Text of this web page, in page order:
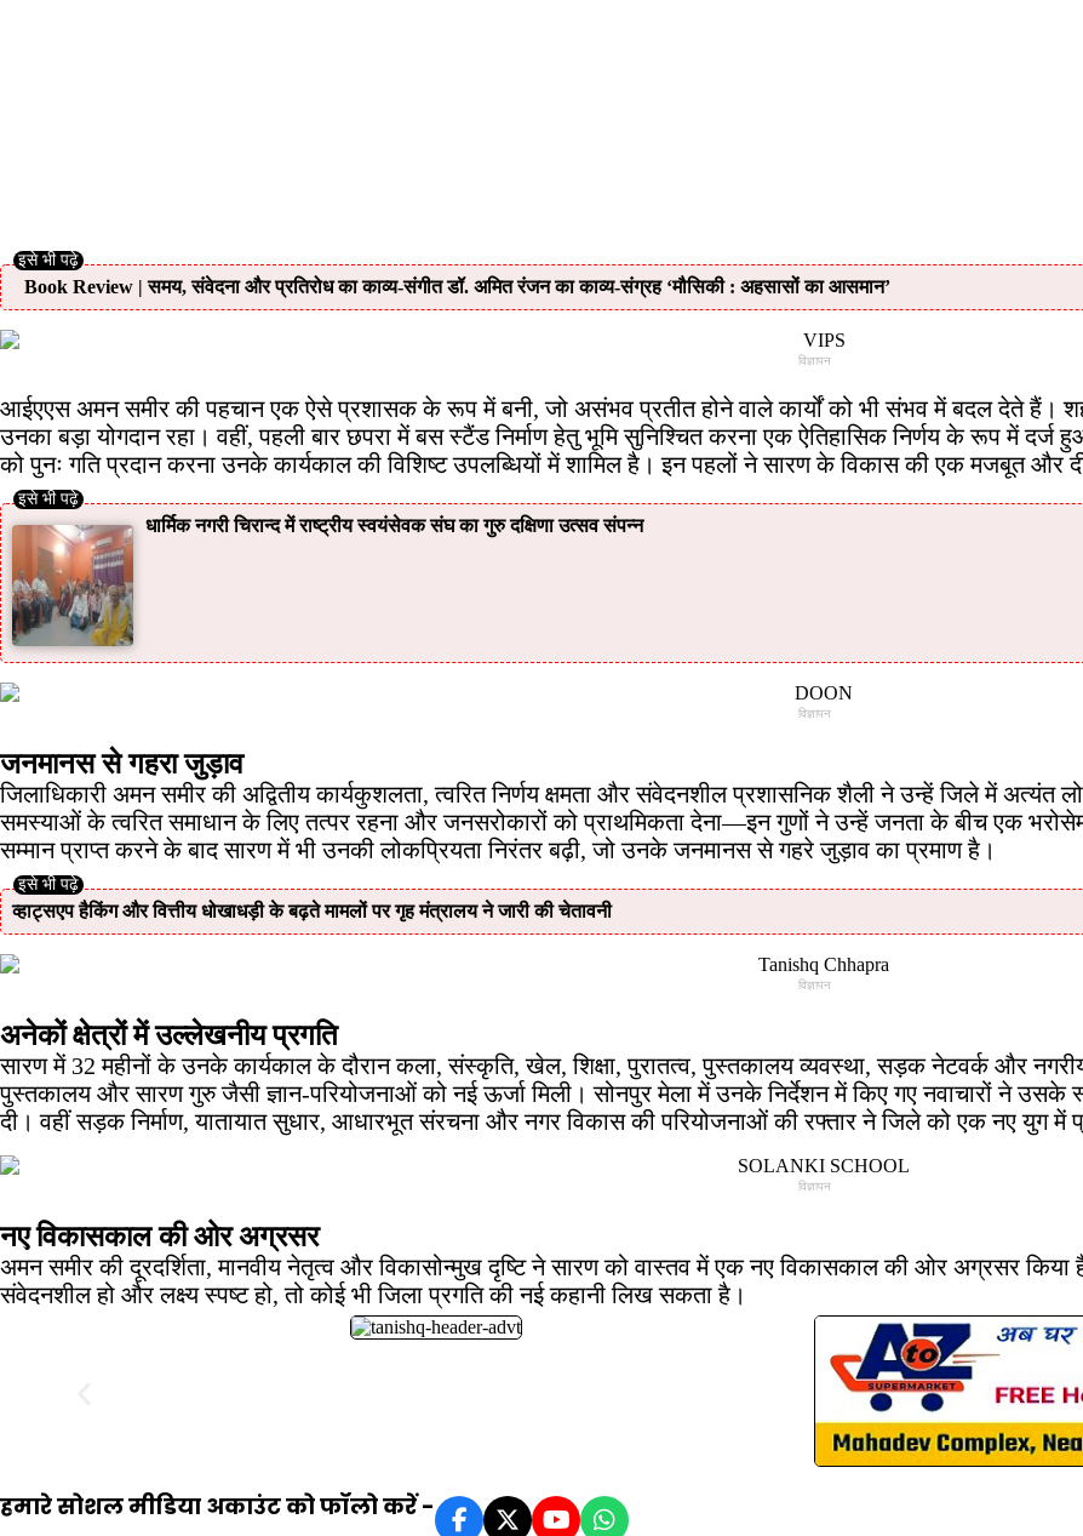
Book Review | समय, संवेदना और प्रतिरोध का काव्य-संगीत डॉ. अमित रंजन का काव्य-संग्रह ‘मौसिकी : अहसासों का आसमान’
विज्ञापन
आईएएस अमन समीर की पहचान एक ऐसे प्रशासक के रूप में बनी, जो असंभव प्रतीत होने वाले कार्यों को भी संभव में बदल देते हैं।
उनका बड़ा योगदान रहा। वहीं, पहली बार छपरा में बस स्टैंड निर्माण हेतु भूमि सुनिश्चित करना एक ऐतिहासिक निर्णय के रूप में दर्ज
को पुनः गति प्रदान करना उनके कार्यकाल की विशिष्ट उपलब्धियों में शामिल है। इन पहलों ने सारण के विकास की एक मजबूत और
धार्मिक नगरी चिरान्द में राष्ट्रीय स्वयंसेवक संघ का गुरु दक्षिणा उत्सव संपन्न
विज्ञापन
जनमानस से गहरा जुड़ाव
जिलाधिकारी अमन समीर की अद्वितीय कार्यकुशलता, त्वरित निर्णय क्षमता और संवेदनशील प्रशासनिक शैली ने उन्हें जिले में अत्यंत
समस्याओं के त्वरित समाधान के लिए तत्पर रहना और जनसरोकारों को प्राथमिकता देना—इन गुणों ने उन्हें जनता के बीच एक
सम्मान प्राप्त करने के बाद सारण में भी उनकी लोकप्रियता निरंतर बढ़ी, जो उनके जनमानस से गहरे जुड़ाव का प्रमाण है।
व्हाट्सएप हैकिंग और वित्तीय धोखाधड़ी के बढ़ते मामलों पर गृह मंत्रालय ने जारी की चेतावनी
विज्ञापन
अनेकों क्षेत्रों में उल्लेखनीय प्रगति
सारण में 32 महीनों के उनके कार्यकाल के दौरान कला, संस्कृति, खेल, शिक्षा, पुरातत्व, पुस्तकालय व्यवस्था, सड़क नेटवर्क और
पुस्तकालय और सारण गुरु जैसी ज्ञान-परियोजनाओं को नई ऊर्जा मिली। सोनपुर मेला में उनके निर्देशन में किए गए नवाचारों ने
दी। वहीं सड़क निर्माण, यातायात सुधार, आधारभूत संरचना और नगर विकास की परियोजनाओं की रफ्तार ने जिले को एक नए युग में
विज्ञापन
नए विकासकाल की ओर अग्रसर
अमन समीर की दूरदर्शिता, मानवीय नेतृत्व और विकासोन्मुख दृष्टि ने सारण को वास्तव में एक नए विकासकाल की ओर अग्रसर किया
संवेदनशील हो और लक्ष्य स्पष्ट हो, तो कोई भी जिला प्रगति की नई कहानी लिख सकता है।
हमारे सोशल मीडिया अकाउंट को फॉलो करें -